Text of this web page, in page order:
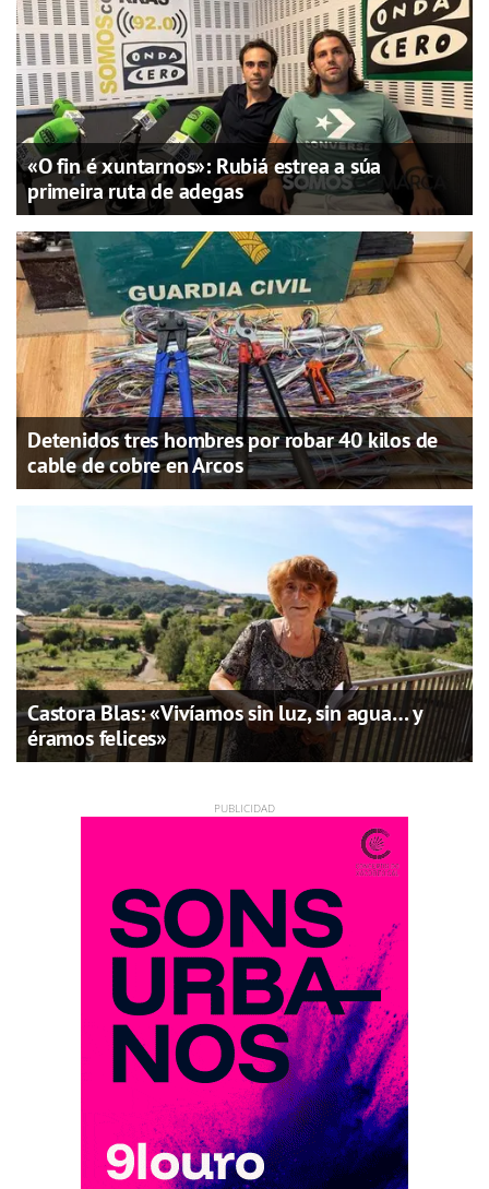
«O fin é xuntarnos»: Rubiá estrea a súa
primeira ruta de adegas
Detenidos tres hombres por robar 40 kilos de
cable de cobre en Arcos
Castora Blas: «Vivíamos sin luz, sin agua… y
éramos felices»